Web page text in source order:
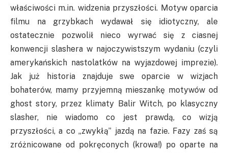
właściwości m.in. widzenia przyszłości. Motyw oparcia
filmu na grzybkach wydawał się idiotyczny, ale
ostatecznie pozwolił nieco wyrwać się z ciasnej
konwencji slashera w najoczywistszym wydaniu (czyli
amerykańskich nastolatków na wyjazdowej imprezie).
Jak już historia znajduje swe oparcie w wizjach
bohaterów, mamy przyjemną mieszankę motywów od
ghost story, przez klimaty Balir Witch, po klasyczny
slasher, nie wiadomo co jest prawdą, co wizją
przyszłości, a co „zwykłą” jazdą na fazie. Fazy zaś są
zróżnicowane od pokręconych (krowa!) po oparte na